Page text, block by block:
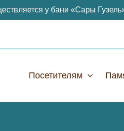
у бани «Сары
Посетителям